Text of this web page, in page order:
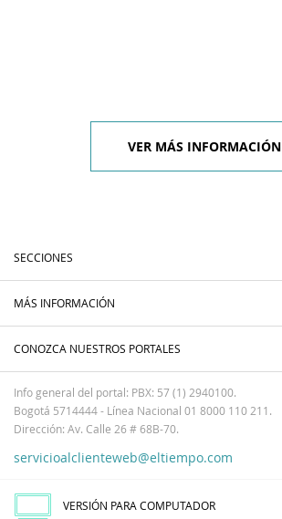
VER MÁS INFORMACIÓN
SECCIONES
MÁS INFORMACIÓN
CONOZCA NUESTROS PORTALES
Info general del portal: PBX: 57 (1) 2940100.
Bogotá 5714444 - Línea Nacional 01 8000 110 211.
Dirección: Av. Calle 26 # 68B-70.
servicioalclienteweb@eltiempo.com
VERSIÓN PARA COMPUTADOR